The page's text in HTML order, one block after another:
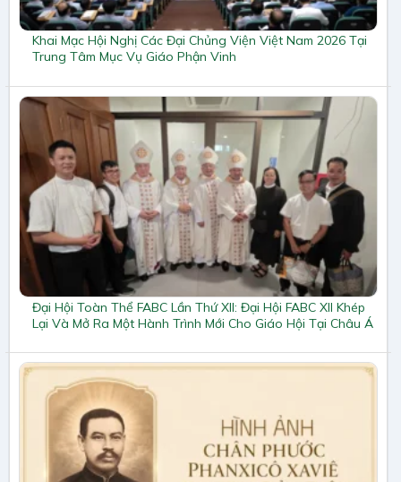
Khai Mạc Hội Nghị Các Đại Chủng Viện Việt Nam 2026 Tại
Trung Tâm Mục Vụ Giáo Phận Vinh
Đại Hội Toàn Thể FABC Lần Thứ XII: Đại Hội FABC XII Khép
Lại Và Mở Ra Một Hành Trình Mới Cho Giáo Hội Tại Châu Á